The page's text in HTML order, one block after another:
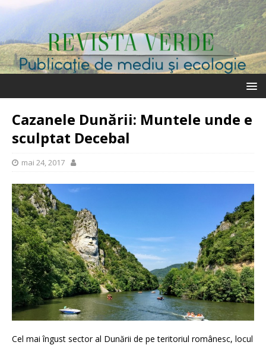
Cazanele Dunării: Muntele unde e
sculptat Decebal
mai 24, 2017
Cel mai îngust sector al Dunării de pe teritoriul românesc, locul